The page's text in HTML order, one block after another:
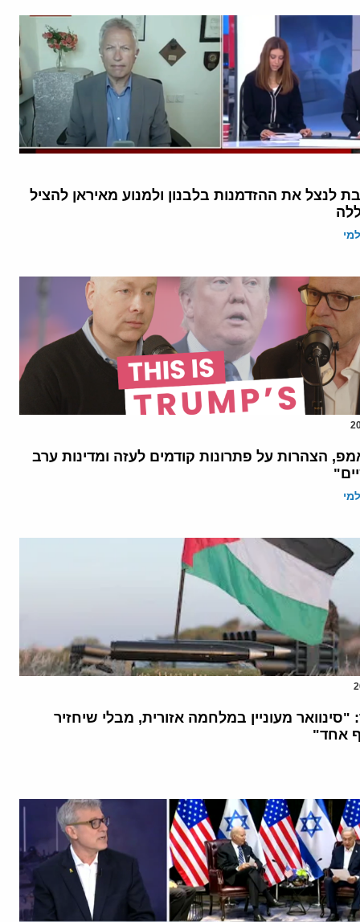
לנצל את ההזדמנות בלבנון ולמנוע מאיראן להציל
הצהרות על פתרונות קודמים לעזה ומדינות ערב
"סינוואר מעוניין במלחמה אזורית, מבלי שיחזיר
אחד"